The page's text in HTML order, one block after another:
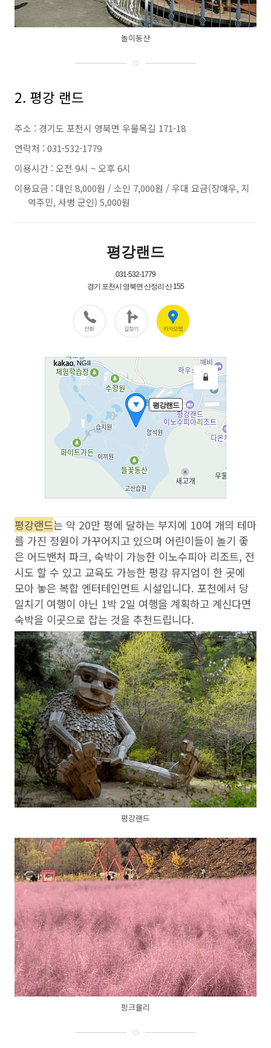
놀이동산
2. 평강 랜드
주소 : 경기도 포천시 영북면 우물목길 171-18
연락처 : 031-532-1779
이용시간 : 오전 9시 ~ 오후 6시
이용요금 : 대인 8,000원 / 소인 7,000원 / 우대 요금(장애우, 지
역주민, 사병 군인) 5,000원
평강랜드는 약 20만 평에 달하는 부지에 10여 개의 테마
를 가진 정원이 가꾸어지고 있으며 어린이들이 놀기 좋
은 어드밴처 파크, 숙박이 가능한 이노수피아 리조트, 전
시도 할 수 있고 교육도 가능한 평강 뮤지엄이 한 곳에
모아 놓은 복합 엔터테인먼트 시설입니다. 포천에서 당
일치기 여행이 아닌 1박 2일 여행을 계획하고 계신다면
숙박을 이곳으로 잡는 것을 추천드립니다.
평강랜드
핑크뮬리